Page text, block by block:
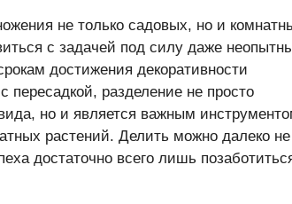
не только садовых, но и
с задачей под силу даже
достижения декоративности
разделение не просто
но и является важным
растений. Делить можно далеко не
достаточно всего лишь